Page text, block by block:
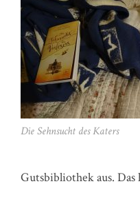
Die Sehnsucht des Katers
Gutsbibliothek aus.